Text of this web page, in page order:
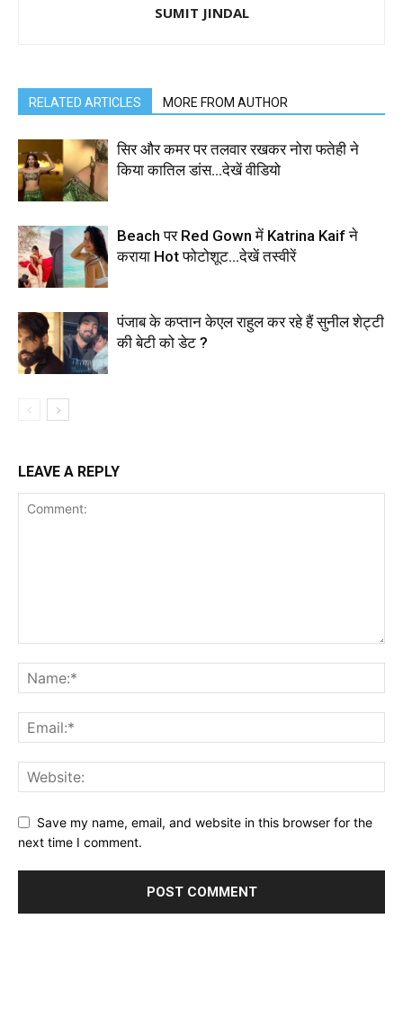
SUMIT JINDAL
RELATED ARTICLES MORE FROM AUTHOR
सिर और कमर पर तलवार रखकर नोरा फतेही ने
किया कातिल डांस…देखें वीडियो
Beach पर Red Gown में Katrina Kaif ने
कराया Hot फोटोशूट…देखें तस्वीरें
पंजाब के कप्तान केएल राहुल कर रहे हैं सुनील शेट्टी
की बेटी को डेट ?
LEAVE A REPLY
Save my name, email, and website in this browser for the
next time I comment.